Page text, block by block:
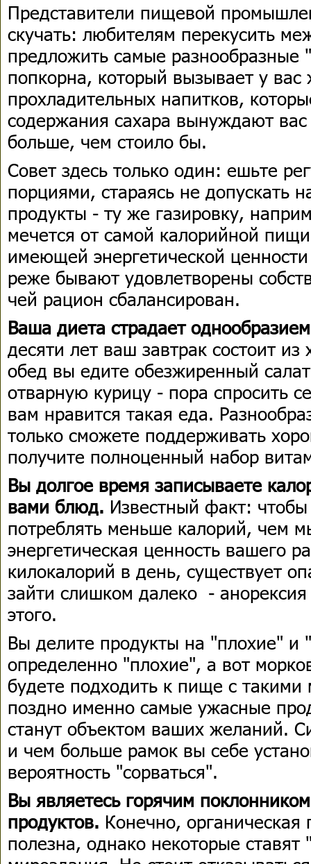
Представители пищевой
скучать: любителям перекусить
предложить самые разнообразные
попкорна, который вызывает у
прохладительных напитков,
содержания сахара вынуждают вас
больше, чем стоило бы.
Совет здесь только один: ешьте
порциями, стараясь не допускать
продукты - ту же газировку,
мечется от самой калорийной
имеющей энергетической
реже бывают удовлетворены
чей рацион сбалансирован.
Ваша диета страдает
десяти лет ваш завтрак состоит
обед вы едите обезжиренный
отварную курицу - пора спросить
вам нравится такая еда.
только сможете поддерживать
получите полноценный набор
Вы долгое время записываете
вами блюд. Известный факт:
потреблять меньше калорий, чем
энергетическая ценность вашего
килокалорий в день, существует
зайти слишком далеко -
этого.
Вы делите продукты на "плохие"
определенно "плохие", а вот
будете подходить к пище с
поздно именно самые ужасные
станут объектом ваших желаний.
и чем больше рамок вы себе
вероятность "сорваться".
Вы являетесь горячим
продуктов. Конечно,
полезна, однако некоторые ставят